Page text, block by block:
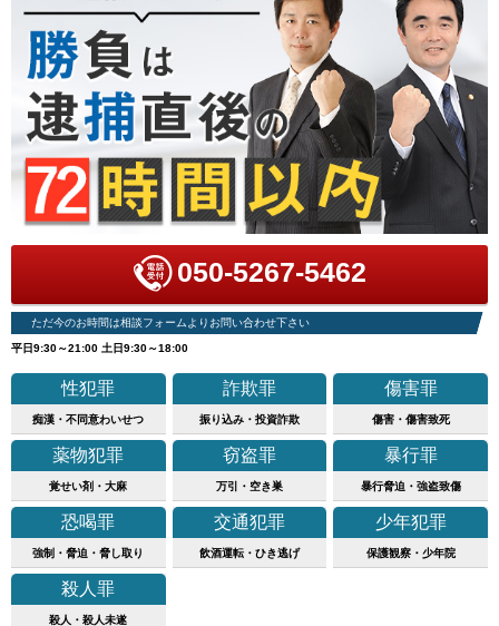
050-5267-5462
ただ今のお時間は相談フォームよりお問い合わせ下さい
平日9:30～21:00 土日9:30～18:00
性犯罪
痴漢・不同意わいせつ
詐欺罪
振り込み・投資詐欺
傷害罪
傷害・傷害致死
薬物犯罪
覚せい剤・大麻
窃盗罪
万引・空き巣
暴行罪
暴行脅迫・強盗致傷
恐喝罪
強制・脅迫・脅し取り
交通犯罪
飲酒運転・ひき逃げ
少年犯罪
保護観察・少年院
殺人罪
殺人・殺人未遂